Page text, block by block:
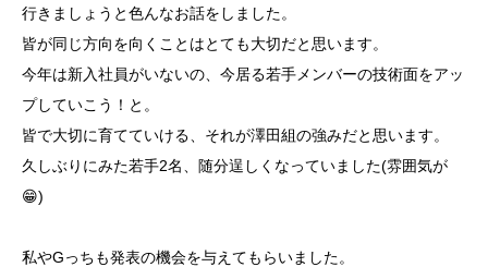
行きましょうと色んなお話をしました。
皆が同じ方向を向くことはとても大切だと思います。
今年は新入社員がいないの、今居る若手メンバーの技術面をアッ
プしていこう！と。
皆で大切に育てていける、それが澤田組の強みだと思います。
久しぶりにみた若手2名、随分逞しくなっていました(雰囲気が
😁)
私やGっちも発表の機会を与えてもらいました。